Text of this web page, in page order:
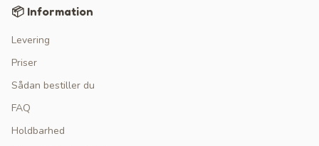
📦 Information
Levering
Priser
Sådan bestiller du
FAQ
Holdbarhed